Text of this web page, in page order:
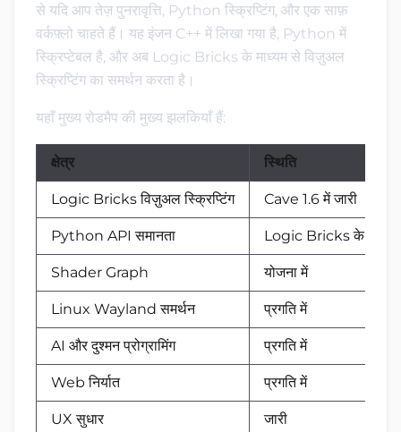
से यदि आप तेज़ पुनरावृत्ति, Python स्क्रिप्टिंग, और एक साफ़
वर्कफ़्लो चाहते हैं। यह इंजन C++ में लिखा गया है, Python में
स्क्रिप्टेबल है, और अब Logic Bricks के माध्यम से विज़ुअल
स्क्रिप्टिंग का समर्थन करता है।
यहाँ मुख्य रोडमैप की मुख्य झलकियाँ हैं:
क्षेत्र स्थिति
Logic Bricks विज़ुअल स्क्रिप्टिंग Cave 1.6 में जारी
Python API समानता Logic Bricks के साथ
Shader Graph योजना में
Linux Wayland समर्थन प्रगति में
AI और दुश्मन प्रोग्रामिंग प्रगति में
Web निर्यात प्रगति में
UX सुधार जारी